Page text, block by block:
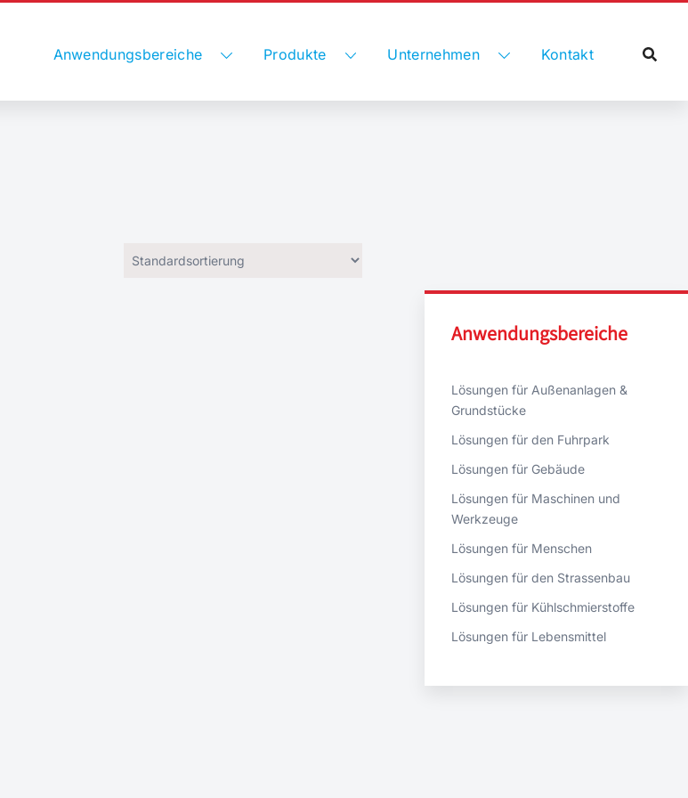
Anwendungsbereiche Produkte Unternehmen Kontakt
Anwendungsbereiche
Lösungen für Außenanlagen &
Grundstücke
Lösungen für den Fuhrpark
Lösungen für Gebäude
Lösungen für Maschinen und
Werkzeuge
Lösungen für Menschen
Lösungen für den Strassenbau
Lösungen für Kühlschmierstoffe
Lösungen für Lebensmittel